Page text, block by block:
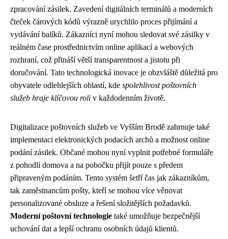
zpracování zásilek. Zavedení digitálních terminálů a moderních
čteček čárových kódů výrazně urychlilo proces přijímání a
vydávání balíků. Zákazníci nyní mohou sledovat své zásilky v
reálném čase prostřednictvím online aplikací a webových
rozhraní, což přináší větší transparentnost a jistotu při
doručování. Tato technologická inovace je obzvláště důležitá pro
obyvatele odlehlejších oblastí, kde spolehlivost poštovních
služeb hraje klíčovou roli v každodenním životě.
Digitalizace poštovních služeb ve Vyšším Brodě zahrnuje také
implementaci elektronických podacích archů a možnost online
podání zásilek. Občané mohou nyní vyplnit potřebné formuláře
z pohodlí domova a na pobočku přijít pouze s předem
připraveným podáním. Tento systém šetří čas jak zákazníkům,
tak zaměstnancům pošty, kteří se mohou více věnovat
personalizované obsluze a řešení složitějších požadavků.
Moderní poštovní technologie také umožňuje bezpečnější
uchování dat a lepší ochranu osobních údajů klientů.